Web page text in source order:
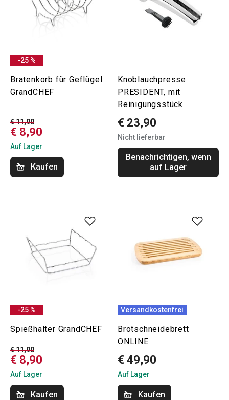
-25 %
Bratenkorb für Geflügel
GrandCHEF
€ 11,90
€ 8,90
Auf Lager
Kaufen
Knoblauchpresse
PRESIDENT, mit
Reinigungsstück
€ 23,90
Nicht lieferbar
Benachrichtigen, wenn
auf Lager
-25 %
Spießhalter GrandCHEF
€ 11,90
€ 8,90
Auf Lager
Kaufen
Versandkostenfrei
Brotschneidebrett
ONLINE
€ 49,90
Auf Lager
Kaufen